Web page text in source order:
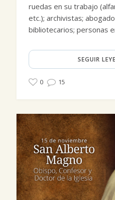
ruedas en su trabajo
etc.); archivistas;
bibliotecarios; personas
SEGUIR
0 15